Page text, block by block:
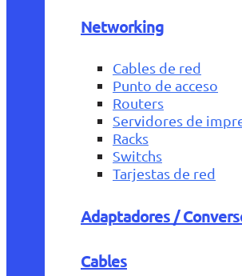
Networking
Cables de red
Punto de acceso
Routers
Servidores de
Racks
Switchs
Tarjestas de red
Adaptadores /
Cables